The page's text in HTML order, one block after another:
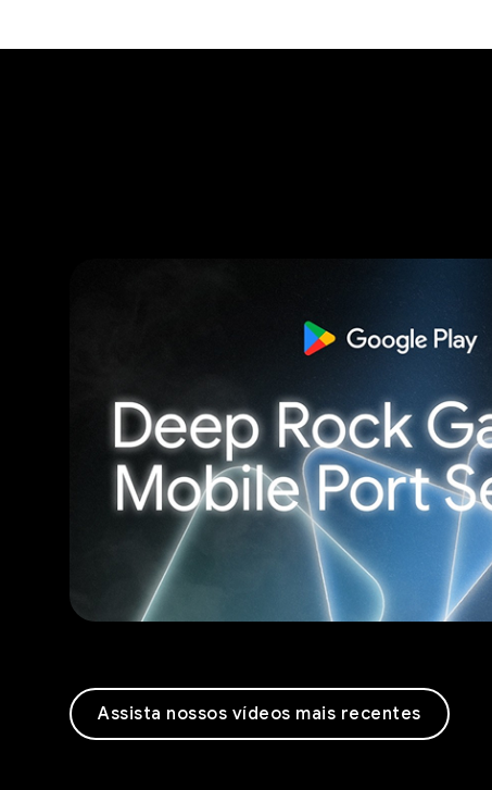
Assista nossos vídeos mais recentes